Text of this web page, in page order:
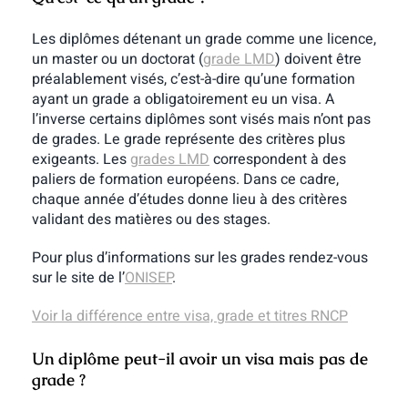
Les diplômes détenant un grade comme une licence,
un master ou un doctorat (grade LMD) doivent être
préalablement visés, c’est-à-dire qu’une formation
ayant un grade a obligatoirement eu un visa. A
l’inverse certains diplômes sont visés mais n’ont pas
de grades. Le grade représente des critères plus
exigeants. Les grades LMD correspondent à des
paliers de formation européens. Dans ce cadre,
chaque année d’études donne lieu à des critères
validant des matières ou des stages.
Pour plus d’informations sur les grades rendez-vous
sur le site de l’ONISEP.
Voir la différence entre visa, grade et titres RNCP
Un diplôme peut-il avoir un visa mais pas de
grade ?